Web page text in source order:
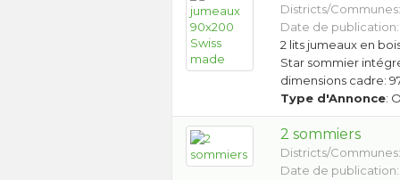
Districts/
Date de
2 lits jumeaux en
Star sommier
dimensions cadre:
Type d'Annonce:
2 sommiers
Districts/
Date de publication: